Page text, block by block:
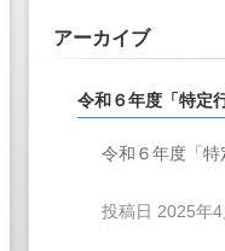
アーカイブ
令和６年度「特定
令和６年度「
投稿日 2025年